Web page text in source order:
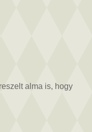
alma is, hogy